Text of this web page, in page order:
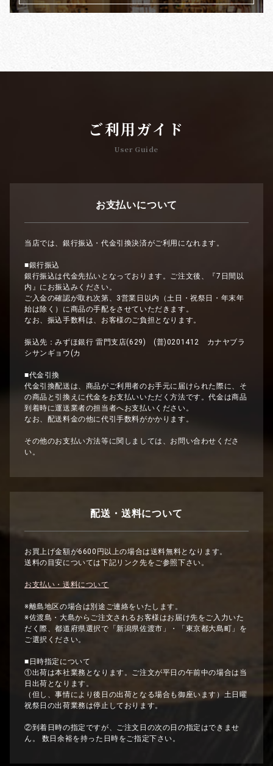
ご利用ガイド
User Guide
お支払いについて
当店では、銀行振込・代金引換決済がご利用になれます。
■銀行振込
銀行振込は代金先払いとなっております。ご注文後、『7日間以
内』にお振込みください。
ご入金の確認が取れ次第、3営業日以内（土日・祝祭日・年末年
始は除く）に商品の手配をさせていただきます。
なお、振込手数料は、お客様のご負担となります。
振込先：みずほ銀行 雷門支店(629) (普)0201412 カナヤブラ
シサンギョウ(カ
■代金引換
代金引換配送は、商品がご利用者のお手元に届けられた際に、そ
の商品と引換えに代金をお支払いいただく方法です。代金は商品
到着時に運送業者の担当者へお支払いください。
なお、配送料金の他に代引手数料がかかります。
その他のお支払い方法等に関しましては、お問い合わせくださ
い。
配送・送料について
お買上げ金額が6600円以上の場合は送料無料となります。
送料の目安については下記リンク先をご参照下さい。
お支払い・送料について
※離島地区の場合は別途ご連絡をいたします。
※佐渡島・大島からご注文されるお客様はお届け先をご入力いた
だく際、都道府県選択で「新潟県佐渡市」・「東京都大島町」を
ご選択ください。
■日時指定について
①出荷は本社業務となります。ご注文が平日の午前中の場合は当
日出荷となります。
（但し、事情により後日の出荷となる場合も御座います）土日曜
祝祭日の出荷業務は停止しております。
②到着日時の指定ですが、ご注文日の次の日の指定はできませ
ん。 数日余裕を持った日時をご指定下さい。